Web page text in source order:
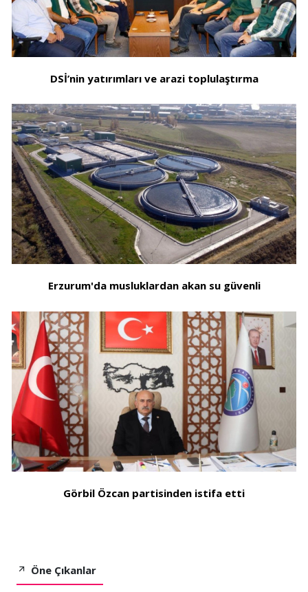
DSİ’nin yatırımları ve arazi toplulaştırma
Erzurum'da musluklardan akan su güvenli
Görbil Özcan partisinden istifa etti
Öne Çıkanlar